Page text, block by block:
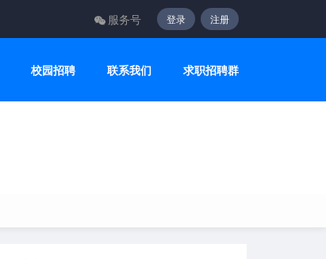
服务号 登录 注册
校园招聘 联系我们 求职招聘群